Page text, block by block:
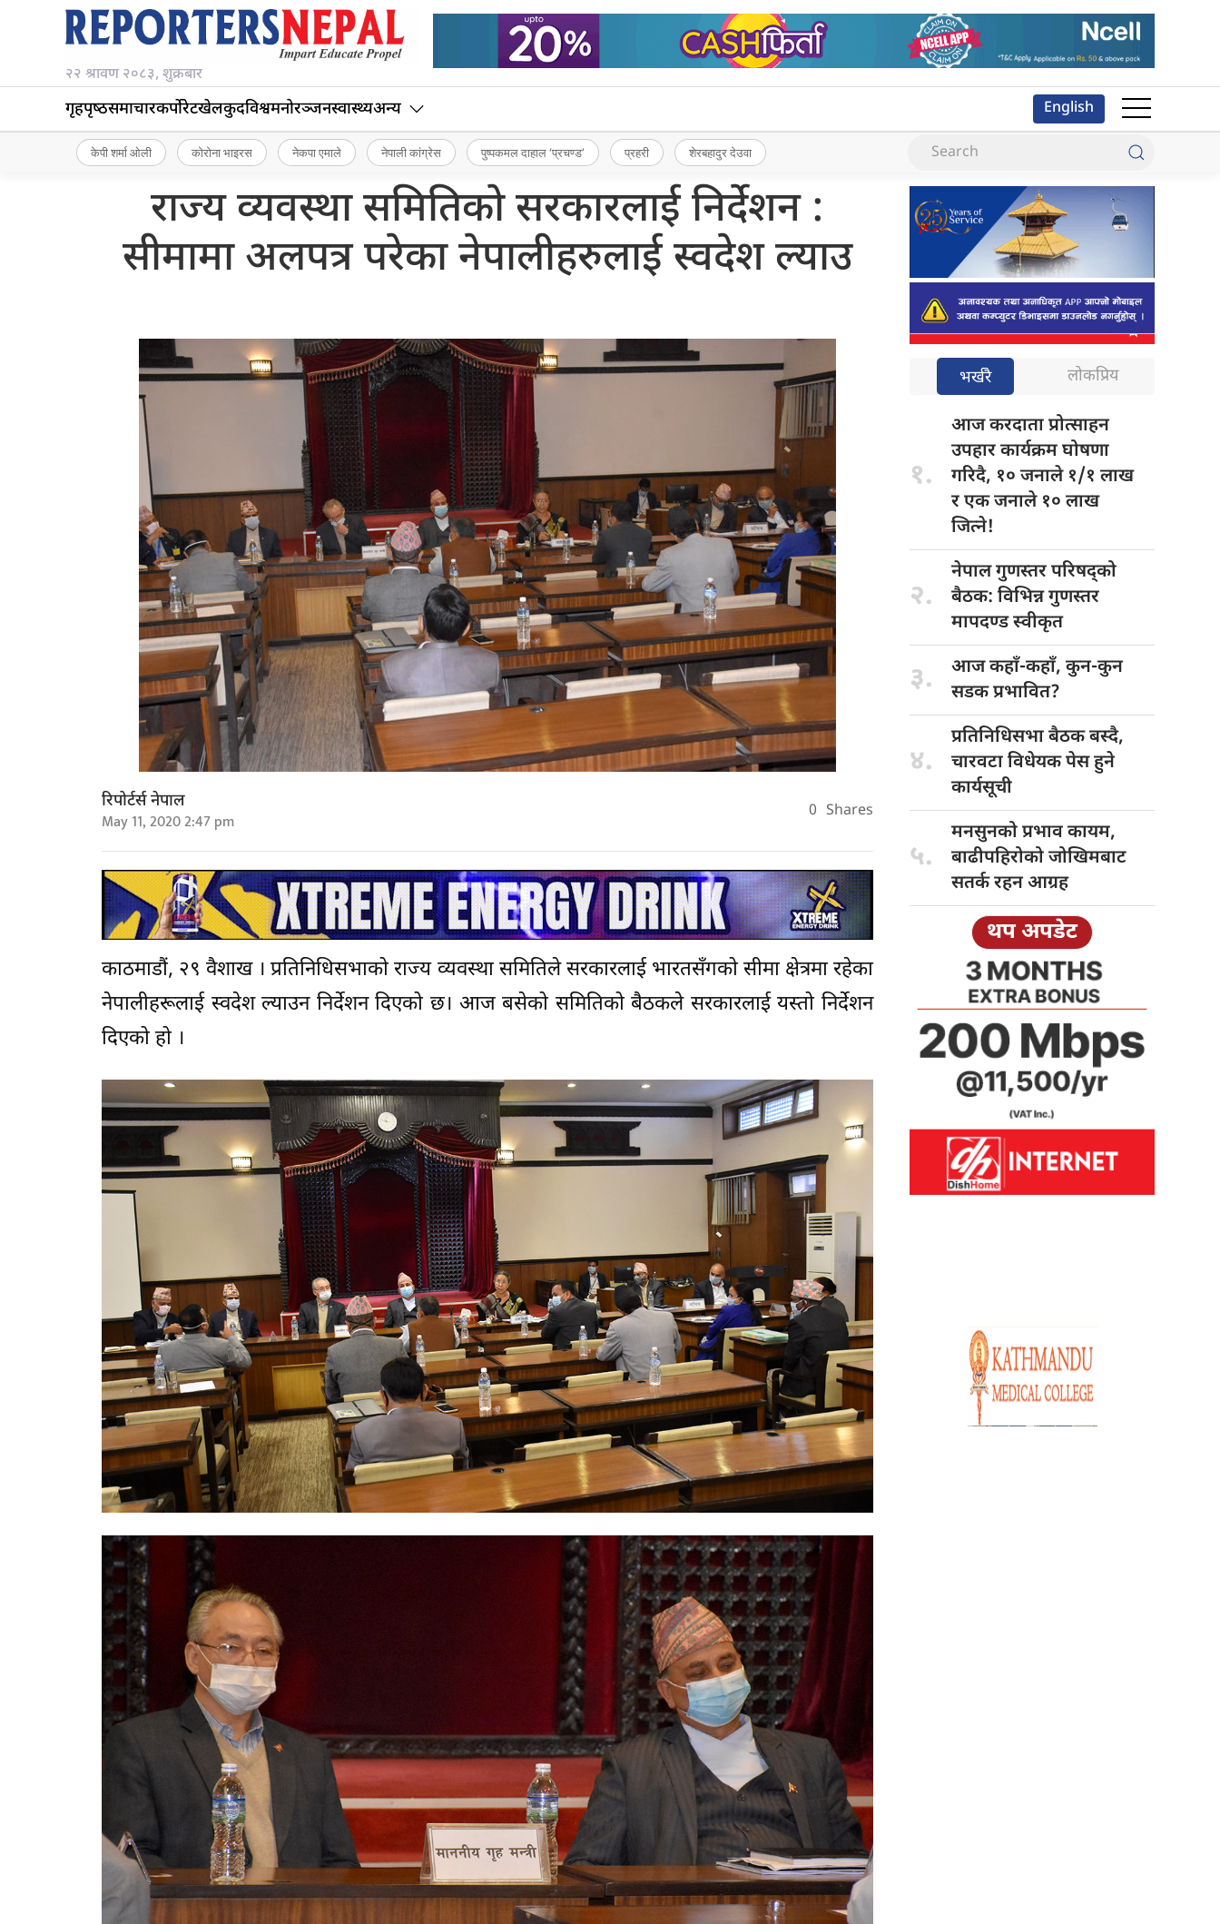
२२ श्रावण २०८३, शुक्रबार
गृहपृष्‍ठसमाचारकर्पोरेटखेलकुदविश्वमनोरञ्जनस्वास्थ्यअन्य English
केपी शर्मा ओली कोरोना भाइरस नेकपा एमाले नेपाली कांग्रेस पुष्पकमल दाहाल ‘प्रचण्ड’ प्रहरी शेरबहादुर देउवा
राज्य व्यवस्था समितिको सरकारलाई निर्देशन :
सीमामा अलपत्र परेका नेपालीहरुलाई स्वदेश ल्याउ
रिपोर्टर्स नेपाल
May 11, 2020 2:47 pm 0 Shares
काठमाडौं, २९ वैशाख । प्रतिनिधिसभाको राज्य व्यवस्था समितिले सरकारलाई भारतसँगको सीमा क्षेत्रमा रहेका
नेपालीहरूलाई स्वदेश ल्याउन निर्देशन दिएको छ। आज बसेको समितिको बैठकले सरकारलाई यस्तो निर्देशन
दिएको हो ।
भर्खरै लोकप्रिय
१.
आज करदाताप्रोत्साहन
उपहार कार्यक्रम घोषणा
गरिदै, १० जनाले १/१ लाख
र एक जनाले १० लाख
जित्ने!
२.
नेपाल गुणस्तरपरिषद्को
बैठक: विभिन्न गुणस्तर
मापदण्ड स्वीकृत
३. आज कहाँ-कहाँ, कुन-कुन
सडक प्रभावित?
४.
प्रतिनिधिसभा बैठकबस्दै,
चारवटा विधेयक पेस हुने
कार्यसूची
५.
मनसुनको प्रभावकायम,
बाढीपहिरोको जोखिमबाट
सतर्क रहन आग्रह
थप अपडेट